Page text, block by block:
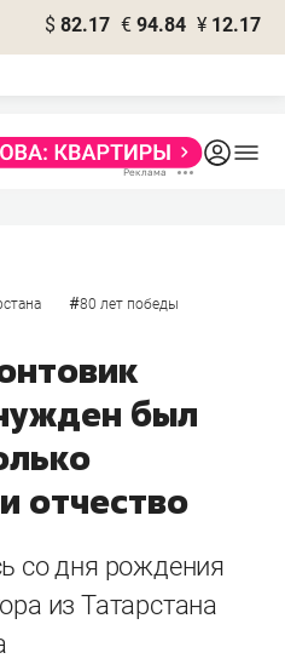
$ 82.17 € 94.84 ¥ 12.17
#80 лет победы
был
отчество
со дня рождения
из Татарстана